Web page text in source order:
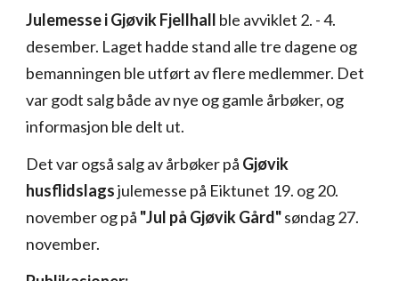
Julemesse i Gjøvik Fjellhall ble avviklet 2. - 4.
desember. Laget hadde stand alle tre dagene og
bemanningen ble utført av flere medlemmer. Det
var godt salg både av nye og gamle årbøker, og
informasjon ble delt ut.
Det var også salg av årbøker på Gjøvik
husflidslagsjulemesse på Eiktunet 19. og 20.
november og på "Jul på Gjøvik Gård"søndag 27.
november.